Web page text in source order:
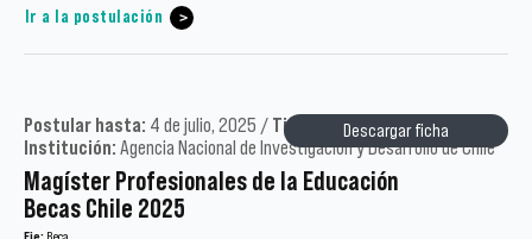
Ir a la postulación
Descargar ficha
Postular hasta: 4 de julio, 2025 / Tipo: Postgrado /Año:2025 /
Institución: Agencia Nacional de Investigación y Desarrollo de Chile
Magíster Profesionales de la Educación
Becas Chile 2025